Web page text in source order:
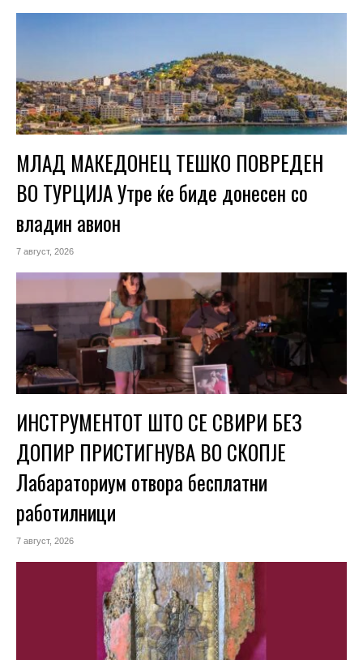
МЛАД МАКЕДОНЕЦ ТЕШКО ПОВРЕДЕН
ВО ТУРЦИЈА Утре ќе биде донесен со
владин авион
7 август, 2026
ИНСТРУМЕНТОТ ШТО СЕ СВИРИ БЕЗ
ДОПИР ПРИСТИГНУВА ВО СКОПЈЕ
Лабараториум отвора бесплатни
работилници
7 август, 2026